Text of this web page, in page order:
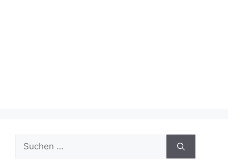
Suche
nach: